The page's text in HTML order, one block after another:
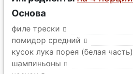
Основа
филе трески
помидор средний
кусок лука порея (белая часть)
шампиньоны